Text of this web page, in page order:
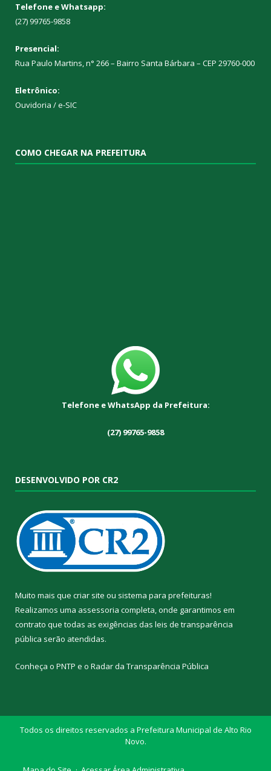
Telefone e Whatsapp:
(27) 99765-9858
Presencial:
Rua Paulo Martins, n° 266 – Bairro Santa Bárbara – CEP 29760-000
Eletrônico:
Ouvidoria /e-SIC
COMO CHEGAR NA PREFEITURA
Telefone e WhatsApp da Prefeitura:
(27) 99765-9858
DESENVOLVIDO POR CR2
Muito mais que criar site ou sistema para prefeituras!
Realizamos uma assessoria completa, onde garantimos em
contrato que todas as exigências das leis de transparência
pública serão atendidas.
Conheça o PNTP e o Radar da Transparência Pública
Todos os direitos reservados a Prefeitura Municipal de Alto Rio
Novo.